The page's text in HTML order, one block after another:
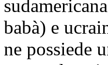
babà) e
ne possiede